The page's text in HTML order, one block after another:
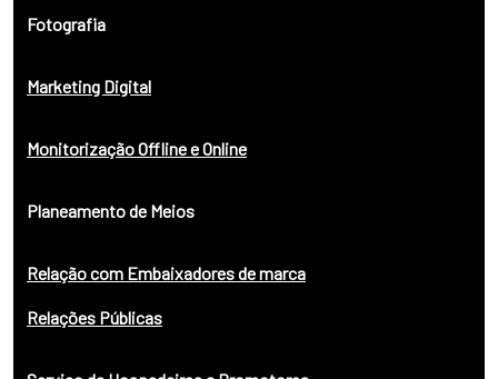
Fotografia
Marketing Digital
Monitorização Offline e Online
Planeamento de Meios
Relação com Embaixadores de marca
Relações Públicas